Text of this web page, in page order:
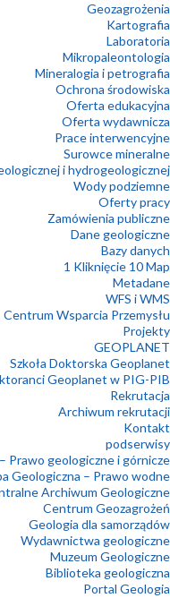
Geozagrożenia
Kartografia
Laboratoria
Mikropaleontologia
Mineralogia i petrografia
Ochrona środowiska
Oferta edukacyjna
Oferta wydawnicza
Prace interwencyjne
Surowce mineralne
i hydrogeologicznej
Wody podziemne
Oferty pracy
Zamówienia publiczne
Dane geologiczne
Bazy danych
1 Kliknięcie 10 Map
Metadane
WFS i WMS
Centrum Wsparcia Przemysłu
Projekty
GEOPLANET
Szkoła Doktorska Geoplanet
Geoplanet w PIG-PIB
Rekrutacja
Archiwum rekrutacji
Kontakt
podserwisy
Prawo geologiczne i górnicze
Geologiczna – Prawo wodne
Archiwum Geologiczne
Centrum Geozagrożeń
Geologia dla samorządów
Wydawnictwa geologiczne
Muzeum Geologiczne
Biblioteka geologiczna
Portal Geologia